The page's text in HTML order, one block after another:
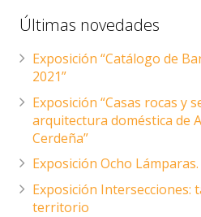
Últimas novedades
Exposición “Catálogo de
2021”
Exposición “Casas rocas y
arquitectura doméstica de
Cerdeña”
Exposición Ocho
Exposición Intersecciones:
territorio